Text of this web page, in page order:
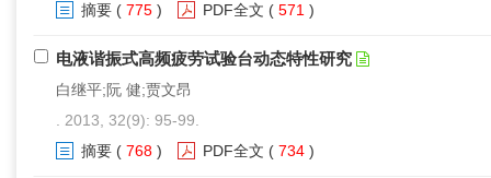
摘要 ( 775 ) PDF全文 ( 571 )
电液谐振式高频疲劳试验台动态特性研究
白继平;阮 健;贾文昂
. 2013, 32(9): 95-99.
摘要 ( 768 ) PDF全文 ( 734 )